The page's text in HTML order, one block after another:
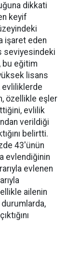
dikkati
keyif
işaret eden
seviyesindeki
bu eğitim
lisans
evliliklerde
özellikle eşler
evlilik
verildiği
belirtti.
43'ünün
evlendiğinin
evlenen
ailenin
durumlarda,